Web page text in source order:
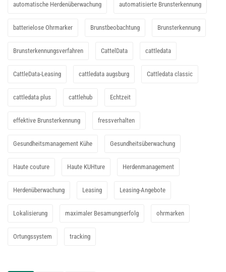
automatische Herdenüberwachung automatisierte Brunsterkennung
batterielose Ohrmarker Brunstbeobachtung Brunsterkennung
Brunsterkennungsverfahren CattelData cattledata
CattleData-Leasing cattledata augsburg Cattledata classic
cattledata plus cattlehub Echtzeit
effektive Brunsterkennung fressverhalten
Gesundheitsmanagement Kühe Gesundheitsüberwachung
Haute couture Haute KUHture Herdenmanagement
Herdenüberwachung Leasing Leasing-Angebote
Lokalisierung maximaler Besamungserfolg ohrmarken
Ortungssystem tracking